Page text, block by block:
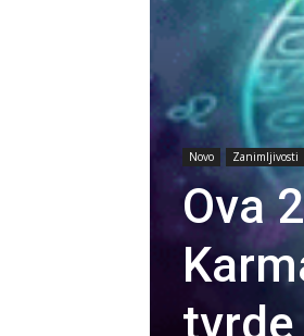
Novo Zanimljivosti
Ova